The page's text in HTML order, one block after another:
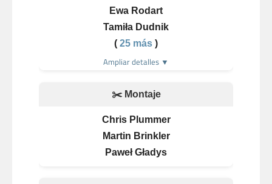
Ewa Rodart
Tamiła Dudnik
( 25 más )
Ampliar detalles ▼
✂️ Montaje
Chris Plummer
Martin Brinkler
Paweł Gładys